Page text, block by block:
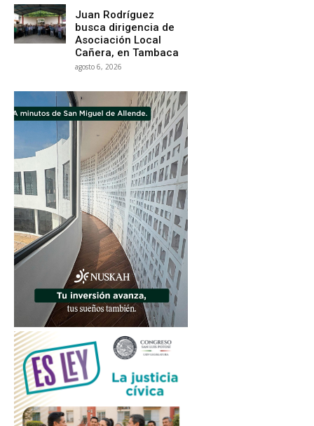
Juan Rodríguez
busca dirigencia de
Asociación Local
Cañera, en Tambaca
agosto 6, 2026